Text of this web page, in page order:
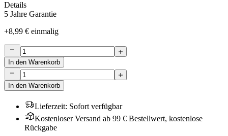
Details
5 Jahre Garantie
+8,99 € einmalig
In den Warenkorb
In den Warenkorb
Lieferzeit: Sofort verfügbar
Kostenloser Versand ab 99 € Bestellwert, kostenlose
Rückgabe